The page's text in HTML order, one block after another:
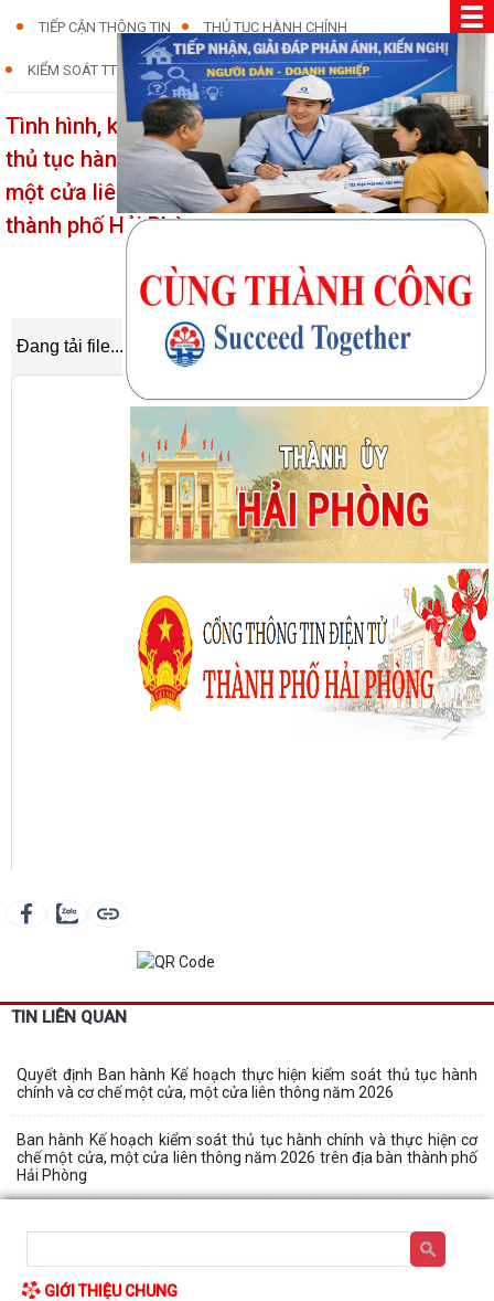
TIẾP CẬN THÔNG TIN THỦ TỤC HÀNH CHÍNH
KIỂM SOÁT TTHC
Tình hình, kết quả thực hiện công tác kiểm soát
thủ tục hành chính, thực hiện cơ chế một cửa,
một cửa liên thông quý I năm 2026 trên địa bàn
thành phố Hải Phòng
TIN LIÊN QUAN
Quyết định Ban hành Kế hoạch thực hiện kiểm soát thủ tục hành
chính và cơ chế một cửa, một cửa liên thông năm 2026
Ban hành Kế hoạch kiểm soát thủ tục hành chính và thực hiện cơ
chế một cửa, một cửa liên thông năm 2026 trên địa bàn thành phố
Hải Phòng
GIỚI THIỆU CHUNG